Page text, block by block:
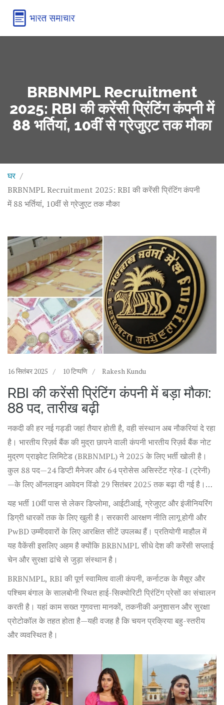
BRBNMPL Recruitment
2025: RBI की करेंसी प्रिंटिंग कंपनी में
88 भर्तियां, 10वीं से ग्रेजुएट तक मौका
घर
BRBNMPL Recruitment 2025: RBI की करेंसी प्रिंटिंग कंपनी
में 88 भर्तियां, 10वीं से ग्रेजुएट तक मौका
16 सितंबर 2025 10 टिप्पणि Rakesh Kundu
RBI की करेंसी प्रिंटिंग कंपनी में बड़ा मौका:
88 पद, तारीख बढ़ी
नकदी की हर नई गड्डी जहां तैयार होती है, वही संस्थान अब नौकरियां दे रहा
है। भारतीय रिज़र्व बैंक की मुद्रा छापने वाली कंपनी भारतीय रिज़र्व बैंक नोट
मुद्रण प्राइवेट लिमिटेड (BRBNMPL) ने 2025 के लिए भर्ती खोली है।
कुल 88 पद—24 डिप्टी मैनेजर और 64 प्रोसेस असिस्टेंट ग्रेड-I (ट्रेनी)
—के लिए ऑनलाइन आवेदन विंडो 29 सितंबर 2025 तक बढ़ा दी गई है।
BRBNMPL Recruitment 2025
का नोटिफिकेशन 6 अगस्त 2025
को जारी हुआ था और परीक्षा अक्टूबर में प्रस्तावित है।
यह भर्ती 10वीं पास से लेकर डिप्लोमा, आईटीआई, ग्रेजुएट और इंजीनियरिंग
डिग्री धारकों तक के लिए खुली है। सरकारी आरक्षण नीति लागू होगी और
PwBD उम्मीदवारों के लिए आरक्षित सीटें उपलब्ध हैं। प्रतियोगी माहौल में
यह वैकेंसी इसलिए अहम है क्योंकि BRBNMPL सीधे देश की करेंसी सप्लाई
चेन और सुरक्षा ढांचे से जुड़ा संस्थान है।
BRBNMPL, RBI की पूर्ण स्वामित्व वाली कंपनी, कर्नाटक के मैसूर और
पश्चिम बंगाल के सालबोनी स्थित हाई-सिक्योरिटी प्रिंटिंग प्रेसों का संचालन
करती है। यहां काम सख्त गुणवत्ता मानकों, तकनीकी अनुशासन और सुरक्षा
प्रोटोकॉल के तहत होता है—यही वजह है कि चयन प्रक्रिया बहु-स्तरीय
और व्यवस्थित है।